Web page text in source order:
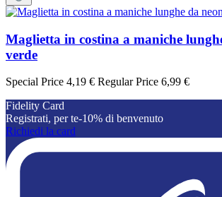
Maglietta in costina a maniche
verde
Special Price 4,19 € Regular Price 6,99 €
Fidelity Card
Registrati, per te-10% di benvenuto
Richiedi la card